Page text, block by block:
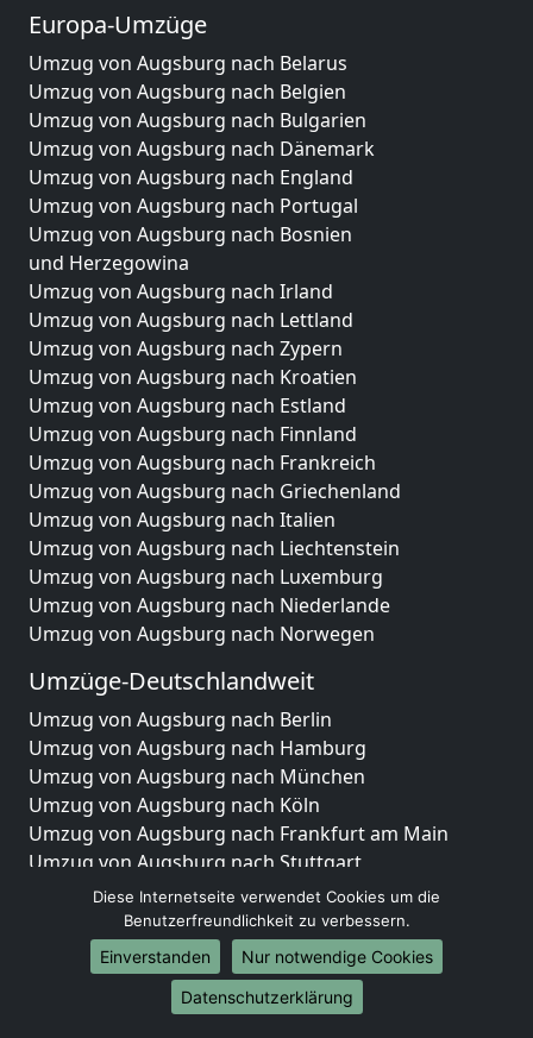
Europa-Umzüge
Umzug von Augsburg nach Belarus
Umzug von Augsburg nach Belgien
Umzug von Augsburg nach Bulgarien
Umzug von Augsburg nach Dänemark
Umzug von Augsburg nach England
Umzug von Augsburg nach Portugal
Umzug von Augsburg nach Bosnien
und Herzegowina
Umzug von Augsburg nach Irland
Umzug von Augsburg nach Lettland
Umzug von Augsburg nach Zypern
Umzug von Augsburg nach Kroatien
Umzug von Augsburg nach Estland
Umzug von Augsburg nach Finnland
Umzug von Augsburg nach Frankreich
Umzug von Augsburg nach Griechenland
Umzug von Augsburg nach Italien
Umzug von Augsburg nach Liechtenstein
Umzug von Augsburg nach Luxemburg
Umzug von Augsburg nach Niederlande
Umzug von Augsburg nach Norwegen
Umzüge-Deutschlandweit
Umzug von Augsburg nach Berlin
Umzug von Augsburg nach Hamburg
Umzug von Augsburg nach München
Umzug von Augsburg nach Köln
Umzug von Augsburg nach Frankfurt am Main
Umzug von Augsburg nach Stuttgart
Umzug von Augsburg nach Düsseldorf
Umzug von Augsburg nach Leipzig
Umzug von Augsburg nach Dortmund
Umzug von Augsburg nach Essen
Umzug von Augsburg nach Bremen
Diese Internetseite verwendet Cookies um die
Benutzerfreundlichkeit zu verbessern.
Einverstanden
Nur notwendige Cookies
Datenschutzerklärung